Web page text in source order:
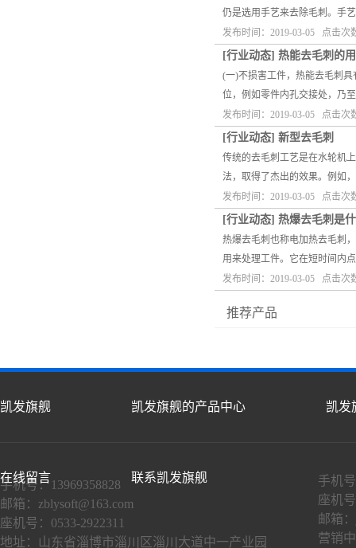
仍是选用手艺来去除毛刺。
发布时间：2019-03-05 点击次
[行业动态] 热能去毛刺的
(一)不损害工件，热能去毛刺
位，例如零件内孔交接处，
发布时间：2019-03-05 点击次
[行业动态] 新型去毛刺
传统的去毛刺工艺是在水轮机
法，取得了杰出的效果。例
发布时间：2019-03-05 点击次
[行业动态] 热爆去毛刺是
热爆去毛刺也称电加热去毛刺
用来处理工件。它在短时间内
发布时间：2019-03-05 点击次
推荐产品
凯发旗舰 凯发旗舰的产品中心 凯发
在线留言 联系凯发旗舰
手机号：13969358828
邮箱： zblysoft@163.com
座机号：0533-2922311
地址：山东省淄博市淄川区淄川大道中一产业园
手机
座机
邮箱：
营销